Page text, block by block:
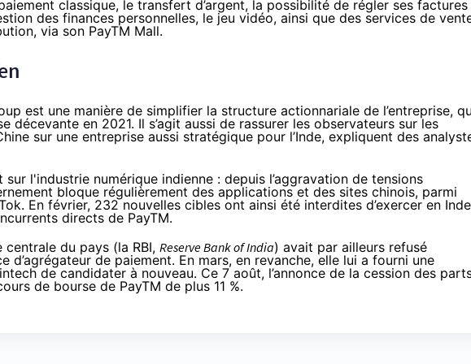
classique, le transfert d’argent, la possibilité de régler ses factures
des finances personnelles, le jeu vidéo, ainsi que des services de
via son PayTM Mall.
est une manière de simplifier la structure actionnariale de l’entreprise,
décevante en 2021. Il s’agit aussi de rassurer les observateurs sur les
sur une entreprise aussi stratégique pour l’Inde, expliquent des
l'industrie numérique indienne : depuis l’aggravation de tensions
bloque régulièrement des applications et des sites chinois, parmi
En février, 232 nouvelles cibles ont ainsi été interdites d’exercer en
directs de PayTM.
du pays (la RBI, Reserve Bank of India) avait par ailleurs refusé
d’agrégateur de paiement. En mars, en revanche, elle lui a fourni une
de candidater à nouveau. Ce 7 août, l’annonce de la cession des
de bourse de PayTM de plus 11 %.